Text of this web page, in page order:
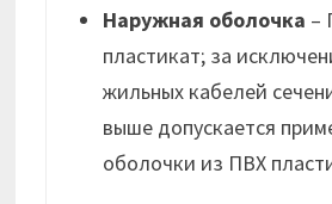
Наружная оболочка –
пластикат; за
жильных кабелей
выше допускается
оболочки из ПВХ